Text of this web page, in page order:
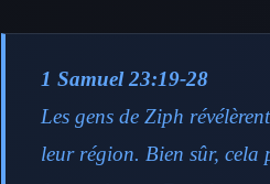
1 Samuel 23:19-28
Les gens de Ziph
leur région. Bien sûr,